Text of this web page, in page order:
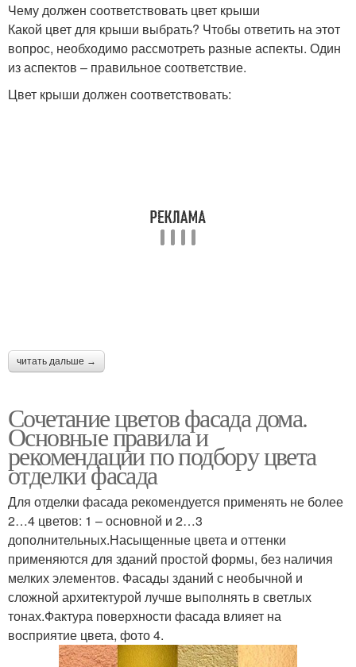
Чему должен соответствовать цвет крыши
Какой цвет для крыши выбрать? Чтобы ответить на этот
вопрос, необходимо рассмотреть разные аспекты. Один
из аспектов – правильное соответствие.
Цвет крыши должен соответствовать:
читать дальше →
Сочетание цветов фасада дома.
Основные правила и
рекомендации по подбору цвета
отделки фасада
Для отделки фасада рекомендуется применять не более
2…4 цветов: 1 – основной и 2…3
дополнительных.Насыщенные цвета и оттенки
применяются для зданий простой формы, без наличия
мелких элементов. Фасады зданий с необычной и
сложной архитектурой лучше выполнять в светлых
тонах.Фактура поверхности фасада влияет на
восприятие цвета, фото 4.